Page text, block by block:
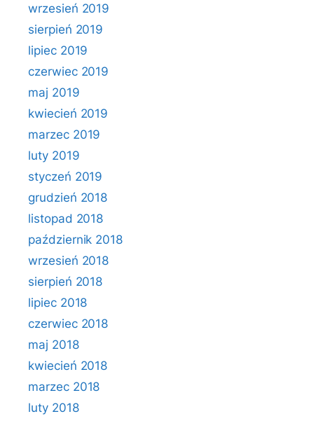
wrzesień 2019
sierpień 2019
lipiec 2019
czerwiec 2019
maj 2019
kwiecień 2019
marzec 2019
luty 2019
styczeń 2019
grudzień 2018
listopad 2018
październik 2018
wrzesień 2018
sierpień 2018
lipiec 2018
czerwiec 2018
maj 2018
kwiecień 2018
marzec 2018
luty 2018